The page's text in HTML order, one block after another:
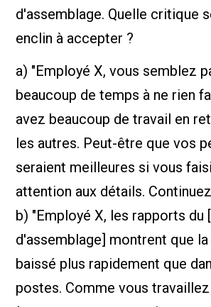
d'assemblage. Quelle critique
enclin à accepter ?
a) "Employé X, vous semblez
beaucoup de temps à ne rien
avez beaucoup de travail en
les autres. Peut-être que vos
seraient meilleures si vous
attention aux détails.
b) "Employé X, les rapports du
d'assemblage] montrent que
baissé plus rapidement que
postes. Comme vous